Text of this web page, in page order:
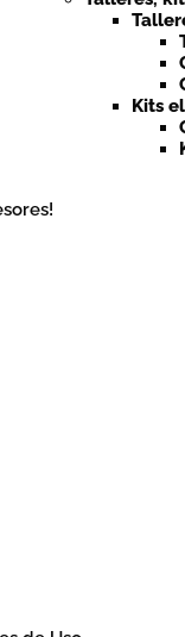
Kits